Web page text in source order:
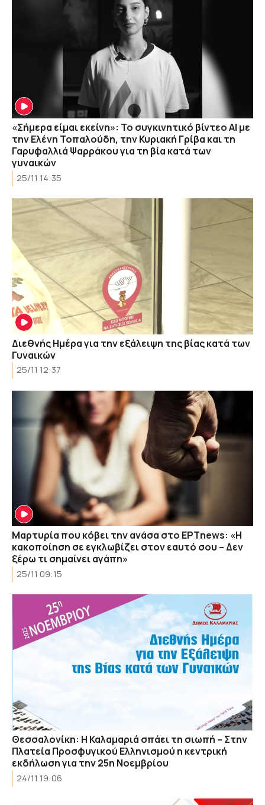
«Σήμερα είμαι εκείνη»: Το συγκινητικό βίντεο ΑΙ με
την Ελένη Τοπαλούδη, την Κυριακή Γρίβα και τη
Γαρυφαλλιά Ψαρράκου για τη βία κατά των
γυναικών
25/11 14:35
Διεθνής Ημέρα για την εξάλειψη της βίας κατά των
Γυναικών
25/11 12:37
Μαρτυρία που κόβει την ανάσα στο ΕΡΤnews: «Η
κακοποίηση σε εγκλωβίζει στον εαυτό σου – Δεν
ξέρω τι σημαίνει αγάπη»
25/11 09:15
Θεσσαλονίκη: Η Καλαμαριά σπάει τη σιωπή – Στην
Πλατεία Προσφυγικού Ελληνισμού η κεντρική
εκδήλωση για την 25η Νοεμβρίου
24/11 19:06